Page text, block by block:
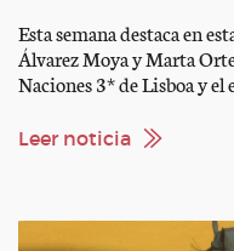
Esta semana destaca en
Álvarez Moya y Marta
Naciones 3* de Lisboa y
el Enganche también
Leer noticia